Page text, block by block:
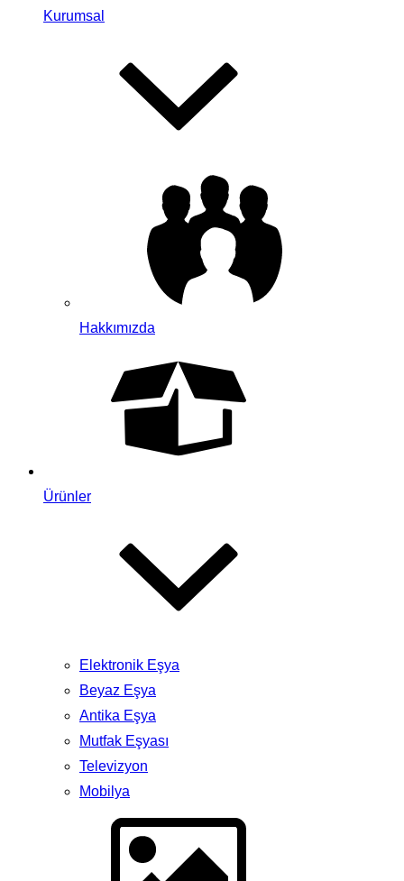
Kurumsal
Hakkımızda
Ürünler
Elektronik Eşya
Beyaz Eşya
Antika Eşya
Mutfak Eşyası
Televizyon
Mobilya